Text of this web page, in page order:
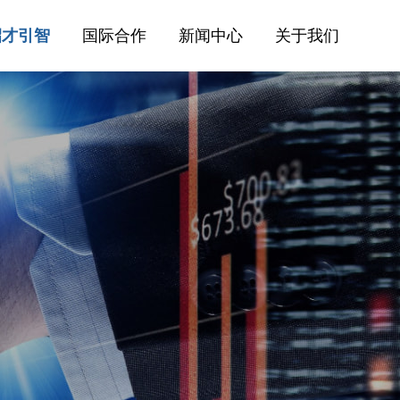
引智 国际合作 新闻中心 关于我们